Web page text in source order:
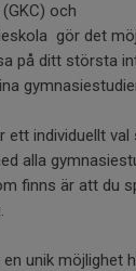
och
gör det
på ditt största
ett individuellt val
alla
finns är att du
unik möjlighet